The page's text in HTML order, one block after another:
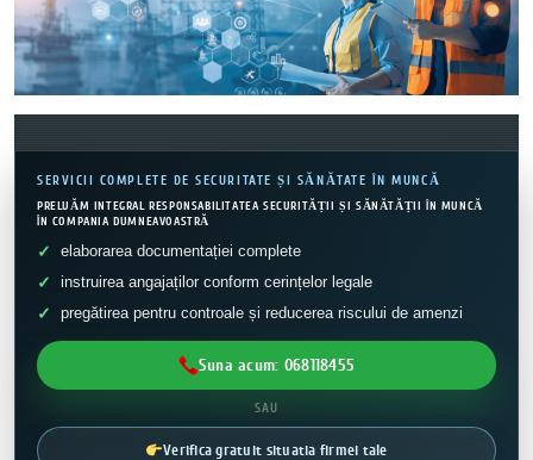
SERVICII COMPLETE DE SECURITATE ȘI SĂNĂTATE ÎN MUNCĂ
PRELUĂM INTEGRAL RESPONSABILITATEA SECURITĂȚII ȘI SĂNĂTĂȚII ÎN MUNCĂ
ÎN COMPANIA DUMNEAVOASTRĂ
elaborarea documentației complete
instruirea angajaților conform cerințelor legale
pregătirea pentru controale și reducerea riscului de amenzi
Suna acum: 068118455
SAU
Verifica gratuit situatia firmei tale